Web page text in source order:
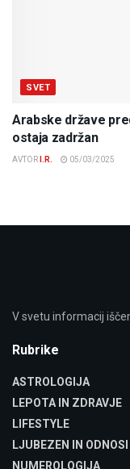
SVET
Arabske države
ostaja zadržan
AVTOR I.R. 05/03/2025
V svetu informacij
Rubrike
ASTROLOGIJA
LEPOTA IN ZDRAVJE
LIFESTYLE
LJUBEZEN IN ODNOSI
NUMEROLOGIJA